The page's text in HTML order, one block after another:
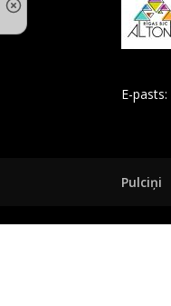
E-pasts:
Pulciņi